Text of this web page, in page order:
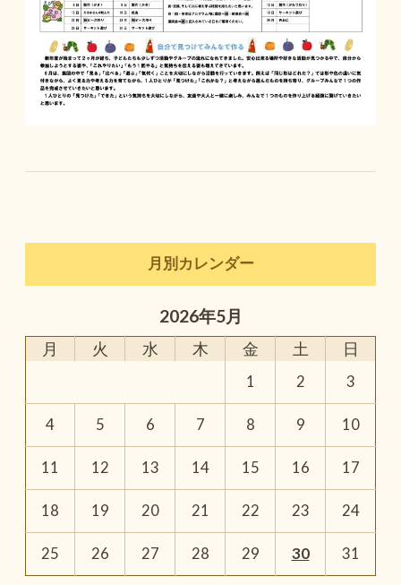
月別カレンダー
2026年5月
月 火 水 木 金 土 日
1 2 3
4 5 6 7 8 9 10
11 12 13 14 15 16 17
18 19 20 21 22 23 24
25 26 27 28 29 30 31